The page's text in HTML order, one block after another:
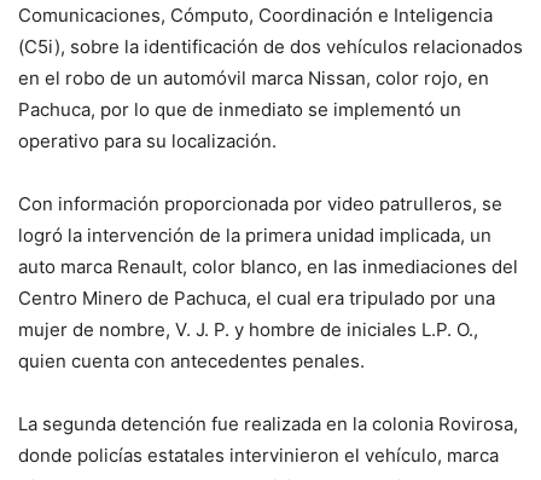
Comunicaciones, Cómputo, Coordinación e Inteligencia
(C5i), sobre la identificación de dos vehículos relacionados
en el robo de un automóvil marca Nissan, color rojo, en
Pachuca, por lo que de inmediato se implementó un
operativo para su localización.
Con información proporcionada por video patrulleros, se
logró la intervención de la primera unidad implicada, un
auto marca Renault, color blanco, en las inmediaciones del
Centro Minero de Pachuca, el cual era tripulado por una
mujer de nombre, V. J. P. y hombre de iniciales L.P. O.,
quien cuenta con antecedentes penales.
La segunda detención fue realizada en la colonia Rovirosa,
donde policías estatales intervinieron el vehículo, marca